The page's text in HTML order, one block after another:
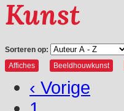
Kunst
Sorteren op:
Affiches
Beeldhouwkunst
‹ Vorige